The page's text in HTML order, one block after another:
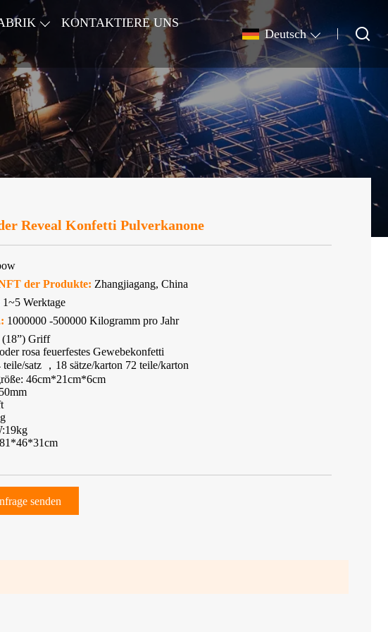
KONTAKTIERE UNS
Deutsch
Reveal Konfetti Pulverkanone
der Produkte: Zhangjiagang, China
1~5 Werktage
1000000 -500000 Kilogramm pro Jahr
Griff
rosa feuerfestes Gewebekonfetti
satz ，18 sätze/karton 72 teile/karton
46cm*21cm*6cm
senden